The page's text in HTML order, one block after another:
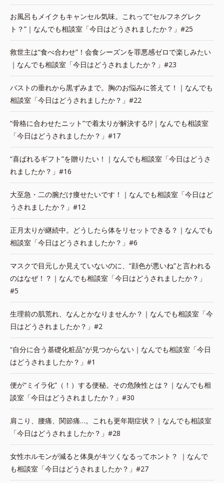
お風呂もメイクもキャンセル気味。これって“セルフネグレク
ト？”｜なんでも相談室「今日はどうされましたか？」#25
救世主は“食べ合わせ”！会食シーズンを罪悪感ゼロで楽しみたい
｜なんでも相談室「今日はどうされましたか？」#23
バストの垂れから黒ずみまで。胸のお悩みに答えて！｜なんでも
相談室「今日はどうされましたか？」#22
“骨格に合わせたニット”で着太りが解決する!?｜なんでも相談室
「今日はどうされましたか？」#17
“喜ばれるギフト”を贈りたい！｜なんでも相談室「今日はどうさ
れましたか？」#16
大至急・二の腕だけ痩せたいです！｜なんでも相談室「今日はど
うされましたか？」#12
正月太りが継続中。どうしたら体をリセットできる？｜なんでも
相談室「今日はどうされましたか？」#6
マスクで目元しか見えていないのに、“顔色が悪いね”と言われる
のはなぜ！？｜なんでも相談室「今日はどうされましたか？」
#5
生理前の肌荒れ、なんとかなりませんか？｜なんでも相談室「今
日はどうされましたか？」#2
“自分に合う基礎化粧品”が見つからない｜なんでも相談室「今日
はどうされましたか？」#1
便が“ミイラ化”（！）する便秘。その危険性とは？｜なんでも相
談室「今日はどうされましたか？」#30
肩こり、腰痛、関節痛…。これも更年期症状？｜なんでも相談室
「今日はどうされましたか？」#28
女性ホルモンが減ると体臭がキツくなるってホント？ ｜なんで
も相談室「今日はどうされましたか？」#27